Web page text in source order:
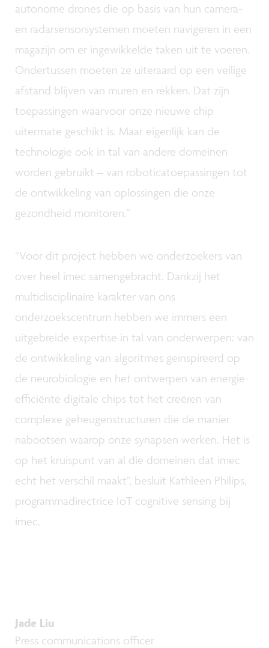
autonome drones die op basis van hun camera-
en radarsensorsystemen moeten navigeren in een
magazijn om er ingewikkelde taken uit te voeren.
Ondertussen moeten ze uiteraard op een veilige
afstand blijven van muren en rekken. Dat zijn
toepassingen waarvoor onze nieuwe chip
uitermate geschikt is. Maar eigenlijk kan de
technologie ook in tal van andere domeinen
worden gebruikt – van roboticatoepassingen tot
de ontwikkeling van oplossingen die onze
gezondheid monitoren.”
“Voor dit project hebben we onderzoekers van
over heel imec samengebracht. Dankzij het
multidisciplinaire karakter van ons
onderzoekscentrum hebben we immers een
uitgebreide expertise in tal van onderwerpen: van
de ontwikkeling van algoritmes geïnspireerd op
de neurobiologie en het ontwerpen van energie-
efficiënte digitale chips tot het creëren van
complexe geheugenstructuren die de manier
nabootsen waarop onze synapsen werken. Het is
op het kruispunt van al die domeinen dat imec
echt het verschil maakt”, besluit Kathleen Philips,
programmadirectrice IoT cognitive sensing bij
imec.
Jade Liu
Press communications officer